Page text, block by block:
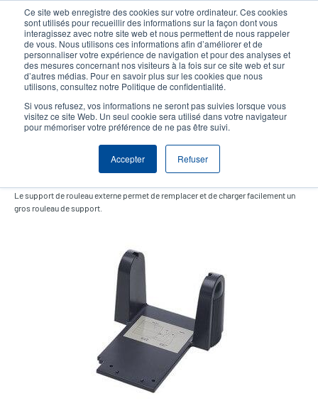
Ce site web enregistre des cookies sur votre ordinateur. Ces cookies
sont utilisés pour recueillir des informations sur la façon dont vous
interagissez avec notre site web et nous permettent de nous rappeler
de vous. Nous utilisons ces informations afin d’améliorer et de
personnaliser votre expérience de navigation et pour des analyses et
des mesures concernant nos visiteurs à la fois sur ce site web et sur
d’autres médias. Pour en savoir plus sur les cookies que nous
utilisons, consultez notre Politique de confidentialité.
Si vous refusez, vos informations ne seront pas suivies lorsque vous
visitez ce site Web. Un seul cookie sera utilisé dans votre navigateur
pour mémoriser votre préférence de ne pas être suivi.
Accepter Refuser
contenu
principal
User
account
menu
User
Header
Sélecteur de produits Tech Support
Contacter le service commercial
Support de rouleau externe
Le support de rouleau externe permet de remplacer et de charger facilement un
gros rouleau de support.